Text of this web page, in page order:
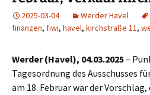
2025-03-04 Werder Havel
finanzen, fiwi, havel, kirchstraße 11,
Werder (Havel), 04.03.2025–
Tagesordnung des Ausschusses
am 18. Februar war der